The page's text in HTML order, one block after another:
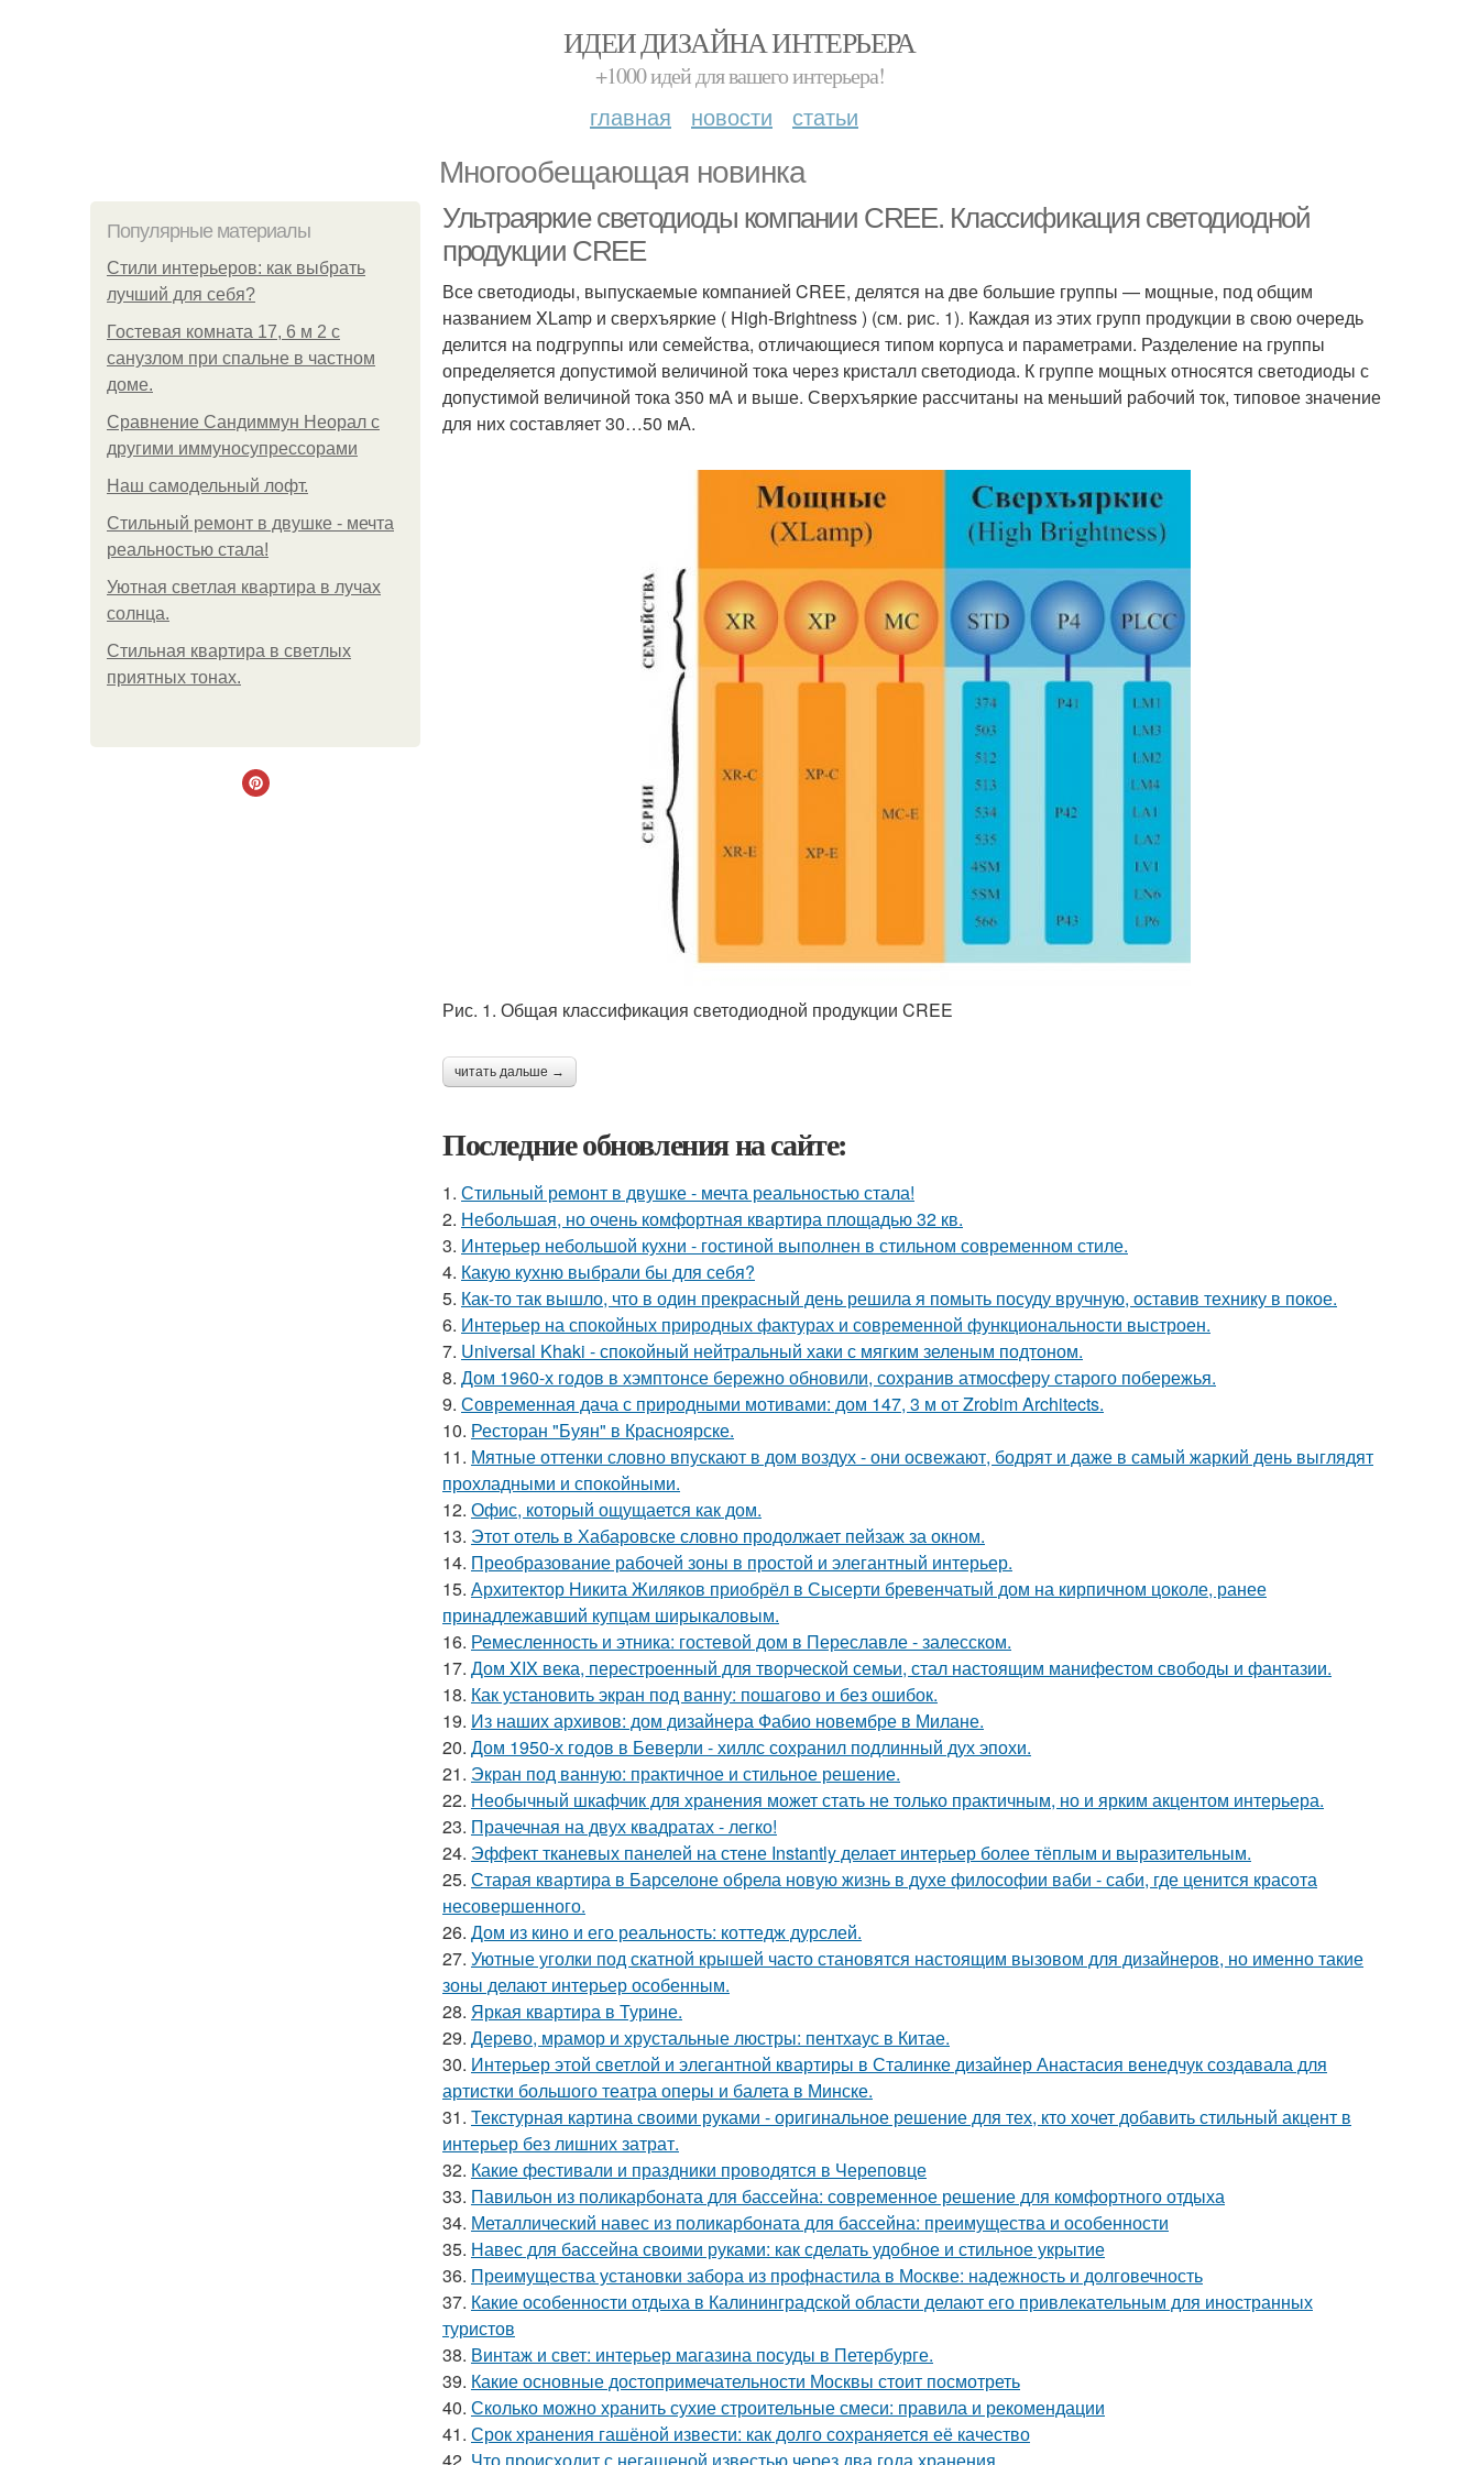
ИДЕИ ДИЗАЙНА ИНТЕРЬЕРА
+1000 идей для вашего интерьера!
главная новости статьи
Многообещающая новинка
Популярные материалы
Стили интерьеров: как выбрать
лучший для себя?
Гостевая комната 17, 6 м 2 с
санузлом при спальне в частном
доме.
Сравнение Сандиммун Неорал с
другими иммуносупрессорами
Наш самодельный лофт.
Стильный ремонт в двушке - мечта
реальностью стала!
Уютная светлая квартира в лучах
солнца.
Стильная квартира в светлых
приятных тонах.
Ультраяркие светодиоды компании CREE. Классификация светодиодной
продукции CREE
Все светодиоды, выпускаемые компанией CREE, делятся на две большие группы — мощные, под общим
названием XLamp и сверхъяркие ( High-Brightness ) (см. рис. 1). Каждая из этих групп продукции в свою очередь
делится на подгруппы или семейства, отличающиеся типом корпуса и параметрами. Разделение на группы
определяется допустимой величиной тока через кристалл светодиода. К группе мощных относятся светодиоды с
допустимой величиной тока 350 мА и выше. Сверхъяркие рассчитаны на меньший рабочий ток, типовое значение
для них составляет 30…50 мА.
Рис. 1. Общая классификация светодиодной продукции CREE
читать дальше →
Последние обновления на сайте:
1. Стильный ремонт в двушке - мечта реальностью стала!
2. Небольшая, но очень комфортная квартира площадью 32 кв.
3. Интерьер небольшой кухни - гостиной выполнен в стильном современном стиле.
4. Какую кухню выбрали бы для себя?
5. Как-то так вышло, что в один прекрасный день решила я помыть посуду вручную, оставив технику в покое.
6. Интерьер на спокойных природных фактурах и современной функциональности выстроен.
7. Universal Khaki - спокойный нейтральный хаки с мягким зеленым подтоном.
8. Дом 1960-х годов в хэмптонсе бережно обновили, сохранив атмосферу старого побережья.
9. Современная дача с природными мотивами: дом 147, 3 м от Zrobim Architects.
10. Ресторан "Буян" в Красноярске.
11. Мятные оттенки словно впускают в дом воздух - они освежают, бодрят и даже в самый жаркий день выглядят
прохладными и спокойными.
12. Офис, который ощущается как дом.
13. Этот отель в Хабаровске словно продолжает пейзаж за окном.
14. Преобразование рабочей зоны в простой и элегантный интерьер.
15. Архитектор Никита Жиляков приобрёл в Сысерти бревенчатый дом на кирпичном цоколе, ранее
принадлежавший купцам ширыкаловым.
16. Ремесленность и этника: гостевой дом в Переславле - залесском.
17. Дом XIX века, перестроенный для творческой семьи, стал настоящим манифестом свободы и фантазии.
18. Как установить экран под ванну: пошагово и без ошибок.
19. Из наших архивов: дом дизайнера Фабио новембре в Милане.
20. Дом 1950-х годов в Беверли - хиллс сохранил подлинный дух эпохи.
21. Экран под ванную: практичное и стильное решение.
22. Необычный шкафчик для хранения может стать не только практичным, но и ярким акцентом интерьера.
23. Прачечная на двух квадратах - легко!
24. Эффект тканевых панелей на стене Instantly делает интерьер более тёплым и выразительным.
25. Старая квартира в Барселоне обрела новую жизнь в духе философии ваби - саби, где ценится красота
несовершенного.
26. Дом из кино и его реальность: коттедж дурслей.
27. Уютные уголки под скатной крышей часто становятся настоящим вызовом для дизайнеров, но именно такие
зоны делают интерьер особенным.
28. Яркая квартира в Турине.
29. Дерево, мрамор и хрустальные люстры: пентхаус в Китае.
30. Интерьер этой светлой и элегантной квартиры в Сталинке дизайнер Анастасия венедчук создавала для
артистки большого театра оперы и балета в Минске.
31. Текстурная картина своими руками - оригинальное решение для тех, кто хочет добавить стильный акцент в
интерьер без лишних затрат.
32. Какие фестивали и праздники проводятся в Череповце
33. Павильон из поликарбоната для бассейна: современное решение для комфортного отдыха
34. Металлический навес из поликарбоната для бассейна: преимущества и особенности
35. Навес для бассейна своими руками: как сделать удобное и стильное укрытие
36. Преимущества установки забора из профнастила в Москве: надежность и долговечность
37. Какие особенности отдыха в Калининградской области делают его привлекательным для иностранных
туристов
38. Винтаж и свет: интерьер магазина посуды в Петербурге.
39. Какие основные достопримечательности Москвы стоит посмотреть
40. Сколько можно хранить сухие строительные смеси: правила и рекомендации
41. Срок хранения гашёной извести: как долго сохраняется её качество